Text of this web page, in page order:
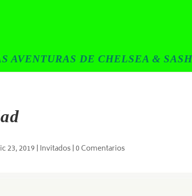
AVENTURAS DE CHELSEA &
23, 2019 | Invitados|0 Comentarios